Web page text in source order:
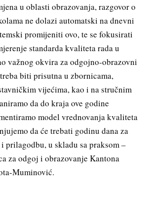
u oblasti obrazovanja, razgovor o
ne dolazi automatski na dnevni
promijeniti ovo, te se fokusirati
standarda kvaliteta rada u
važnog okvira za odgojno-obrazovni
biti prisutna u zbornicama,
vijećima, kao i na stručnim
da do kraja ove godine
model vrednovanja kvaliteta
da će trebati godinu dana za
prilagodbu, u skladu sa praksom –
za odgoj i obrazovanje Kantona
Muminović.